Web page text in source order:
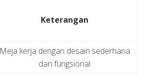
Keterangan
Meja kerja dengan desain sederhana
dan fungsional